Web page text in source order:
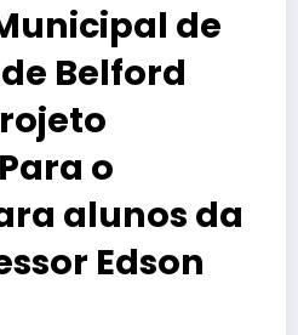
de
Belford
o
alunos da
Edson